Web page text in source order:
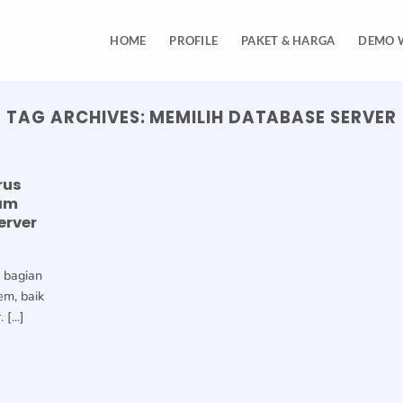
HOME PROFILE PAKET & HARGA DEMO
TAG ARCHIVES: MEMILIH DATABASE SERVER
baik
[...]